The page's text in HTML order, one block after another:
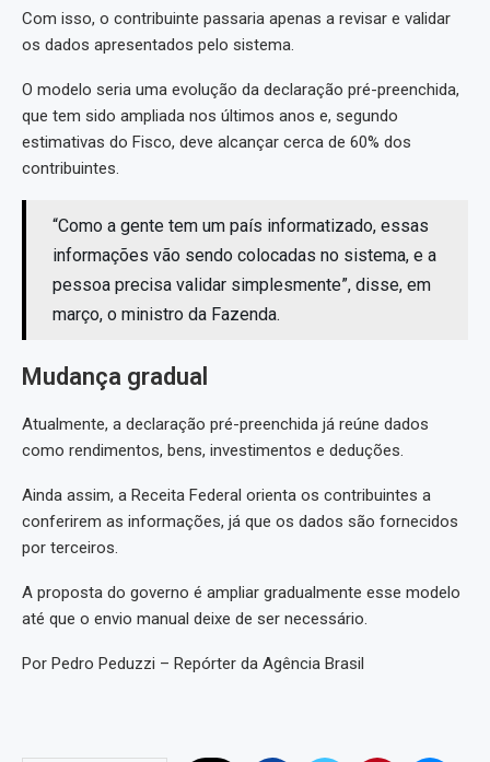
Com isso, o contribuinte passaria apenas a revisar e validar
os dados apresentados pelo sistema.
O modelo seria uma evolução da declaração pré-preenchida,
que tem sido ampliada nos últimos anos e, segundo
estimativas do Fisco, deve alcançar cerca de 60% dos
contribuintes.
“Como a gente tem um país informatizado, essas
informações vão sendo colocadas no sistema, e a
pessoa precisa validar simplesmente”, disse, em
março, o ministro da Fazenda.
Mudança gradual
Atualmente, a declaração pré-preenchida já reúne dados
como rendimentos, bens, investimentos e deduções.
Ainda assim, a Receita Federal orienta os contribuintes a
conferirem as informações, já que os dados são fornecidos
por terceiros.
A proposta do governo é ampliar gradualmente esse modelo
até que o envio manual deixe de ser necessário.
Por Pedro Peduzzi – Repórter da Agência Brasil